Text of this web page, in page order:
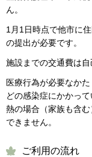
ん。
1月1日時点で他市に
の提出が必要です。
施設までの交通費は自
医療行為が必要なか
どの感染症にかかっ
熱の場合（家族も含
できません。
ご利用の流れ